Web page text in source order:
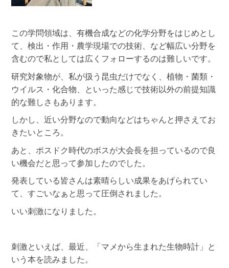
この学問領域は、有機合成などの化学分野をはじめとし
て、検出・作用・農学現場での技術、など幅広い分野を
含むので私としては広くフォローするのは難しいです。
研究対象物が、私が扱う昆虫だけでなく、植物・菌類・
ウイルス・化合物、といった感じで技術以外の前提知識
的な難しさもあります。
しかし、近い分野なので動向などはちゃんと押さえてお
きたいところ。
あと、ポスドク時代のボスが大会長を担っているので良
い機会だと思って参加したのでした。
発表している皆さんは素晴らしい成果をあげられてい
て、すごいなぁと思って圧倒されました。
いい刺激になりました。
刺激といえば、最近、「マメから生まれた生物時計」と
いう本を読みました。